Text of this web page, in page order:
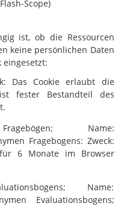
Scope)
ist, ob die Ressourcen
keine persönlichen Daten
eingesetzt:
Das Cookie erlaubt die
fester Bestandteil des
Name:
Fragebogens: Zweck:
6 Monate im Browser
Name:
Evaluationsbogens;